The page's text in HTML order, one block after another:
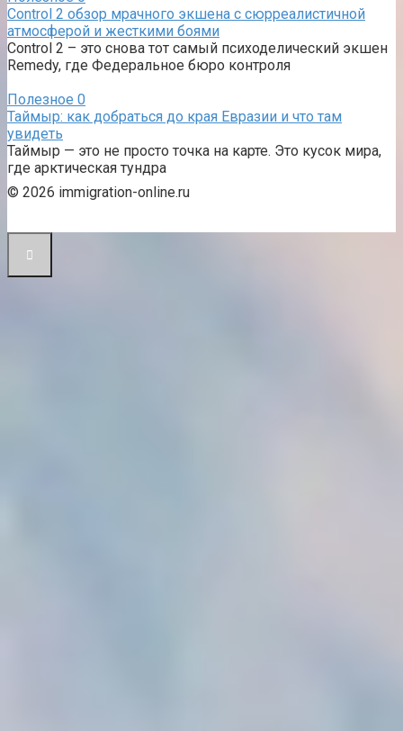
Control 2 обзор мрачного экшена с сюрреалистичной
атмосферой и жесткими боями
Control 2 – это снова тот самый психоделический экшен
Remedy, где Федеральное бюро контроля
Полезное 0
Таймыр: как добраться до края Евразии и что там
увидеть
Таймыр — это не просто точка на карте. Это кусок мира,
где арктическая тундра
© 2026 immigration-online.ru